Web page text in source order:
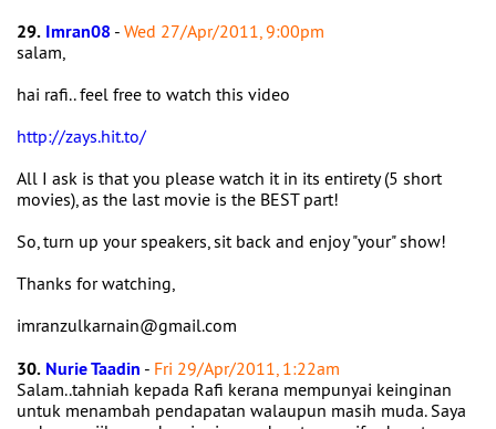
29. Imran08 - Wed 27/Apr/2011, 9:00pm
salam,
hai rafi.. feel free to watch this video
http://zays.hit.to/
All I ask is that you please watch it in its entirety (5 short
movies), as the last movie is the BEST part!
So, turn up your speakers, sit back and enjoy "your" show!
Thanks for watching,
imranzulkarnain@gmail.com
30. Nurie Taadin - Fri 29/Apr/2011, 1:22am
Salam..tahniah kepada Rafi kerana mempunyai keinginan
untuk menambah pendapatan walaupun masih muda. Saya